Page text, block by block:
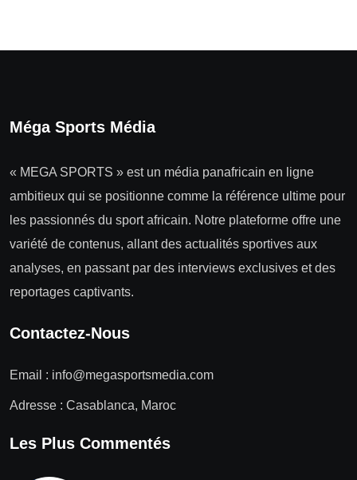
Méga Sports Média
« MEGA SPORTS » est un média panafricain en ligne
ambitieux qui se positionne comme la référence ultime pour
les passionnés du sport africain. Notre plateforme offre une
variété de contenus, allant des actualités sportives aux
analyses, en passant par des interviews exclusives et des
reportages captivants.
Contactez-Nous
Email : info@megasportsmedia.com
Adresse : Casablanca, Maroc
Les Plus Commentés